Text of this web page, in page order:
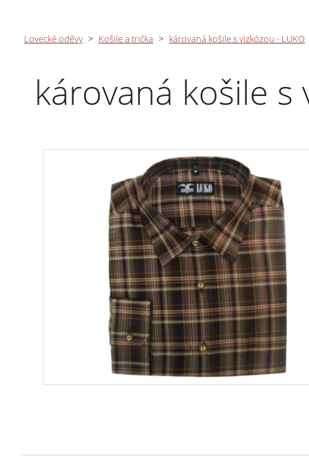
Lovecké oděvy > Košile a trička > károvaná košile s vizkózou - LUKO
károvaná košile s